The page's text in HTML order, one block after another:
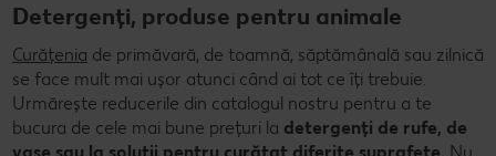
Detergenți, produse pentru animale
Curățenia de primăvară, de toamnă, săptămânală sau zilnică
se face mult mai ușor atunci când ai tot ce îți trebuie.
Urmărește reducerile din catalogul nostru pentru a te
bucura de cele mai bune prețuri la detergenți de rufe, de